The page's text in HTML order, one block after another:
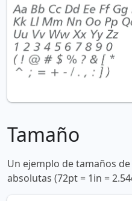
Tamaño
Un ejemplo de tamaños
absolutas (72pt = 1in =